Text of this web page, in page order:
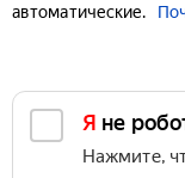
автоматические.
Я не
Нажмите,